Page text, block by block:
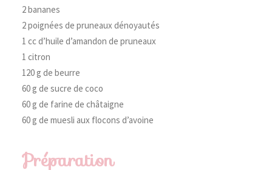
2 bananes
2 poignées de pruneaux dénoyautés
1 cc d’huile d’amandon de pruneaux
1 citron
120 g de beurre
60 g de sucre de coco
60 g de farine de châtaigne
60 g de muesli aux flocons d’avoine
Préparation